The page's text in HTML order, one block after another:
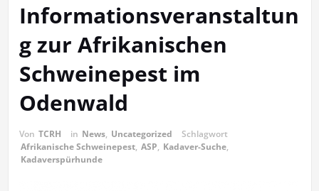
Informationsveranstaltun
g zur Afrikanischen
Schweinepest im
Odenwald
Von TCRH in News, Uncategorized
Schlagwort
Afrikanische Schweinepest, ASP, Kadaver-Suche,
Kadaverspürhunde